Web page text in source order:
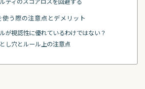
う際の注意点とデメリット
が視認性に優れているわけではない？
し穴とルール上の注意点